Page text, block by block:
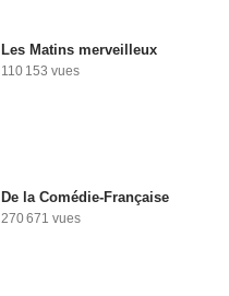
Les Matins merveilleux
110 153 vues
De la Comédie-Française
270 671 vues